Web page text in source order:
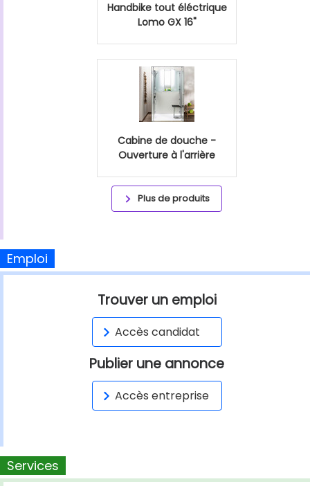
Handbike tout éléctrique
Lomo GX 16"
Cabine de douche -
Ouverture à l'arrière
Plus de produits
Emploi
Trouver un emploi
Accès candidat
Publier une annonce
Accès entreprise
Services